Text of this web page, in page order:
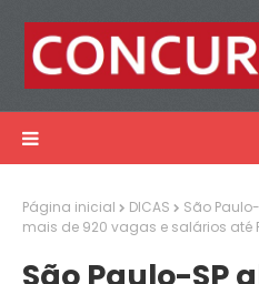
Página inicial DICAS
São
mais de 920 vagas e salários até
São Paulo-SP